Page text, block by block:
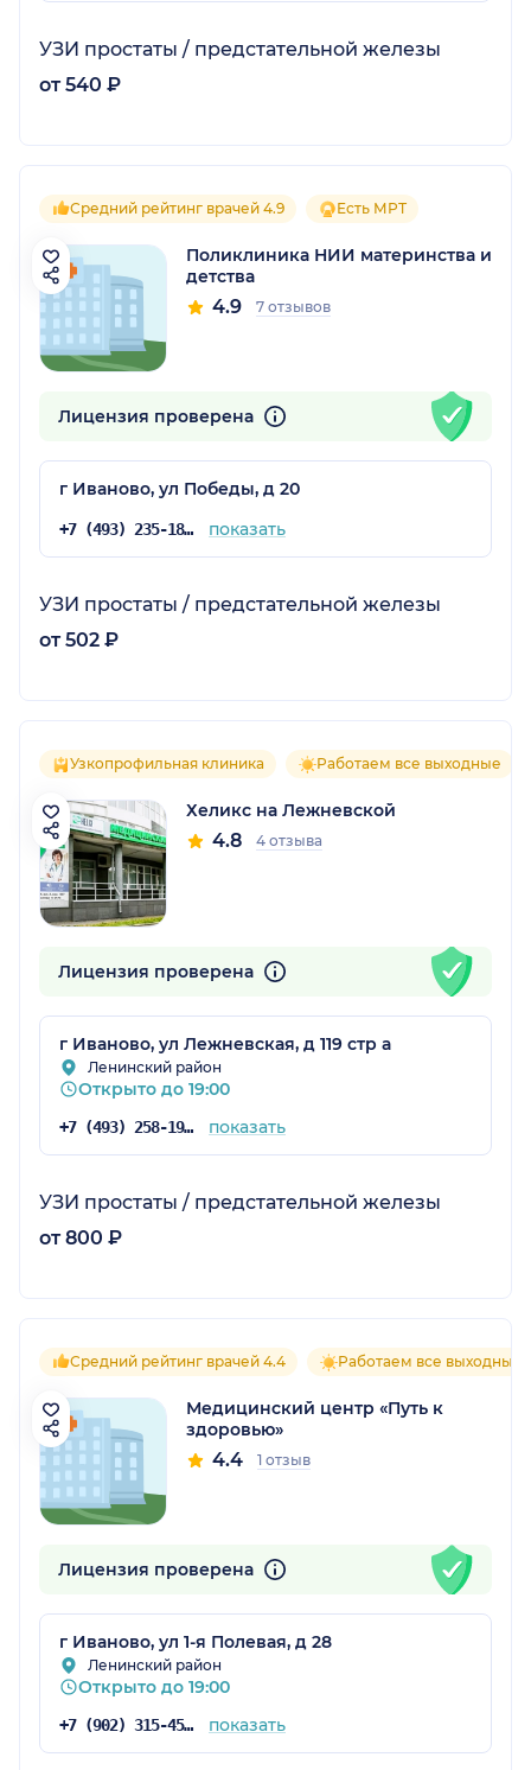
УЗИ простаты / предстательной железы
от 540 ₽
Средний рейтинг врачей 4.9 Есть МРТ
Поликлиника НИИ материнства и
детства
4.9 7 отзывов
Лицензия проверена
г Иваново, ул Победы, д 20
+7 (493) 235-18-46 показать
УЗИ простаты / предстательной железы
от 502 ₽
Узкопрофильная клиника Работаем все выходные
Хеликс на Лежневской
4.8 4 отзыва
Лицензия проверена
г Иваново, ул Лежневская, д 119 стр а
Ленинский район
Открыто до 19:00
+7 (493) 258-19-19 показать
УЗИ простаты / предстательной железы
от 800 ₽
Средний рейтинг врачей 4.4 Работаем все выходные
Медицинский центр «Путь к
здоровью»
4.4 1 отзыв
Лицензия проверена
г Иваново, ул 1-я Полевая, д 28
Ленинский район
Открыто до 19:00
+7 (902) 315-45-85 показать